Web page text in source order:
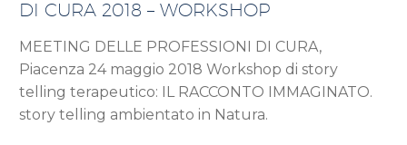
DI CURA 2018 – WORKSHOP
MEETING DELLE PROFESSIONI DI CURA,
Piacenza 24 maggio 2018 Workshop di story
telling terapeutico: IL RACCONTO IMMAGINATO.
story telling ambientato in Natura.